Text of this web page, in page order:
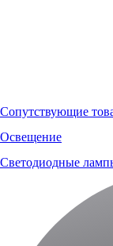
Сопутствующие
Освещение
Светодиодные